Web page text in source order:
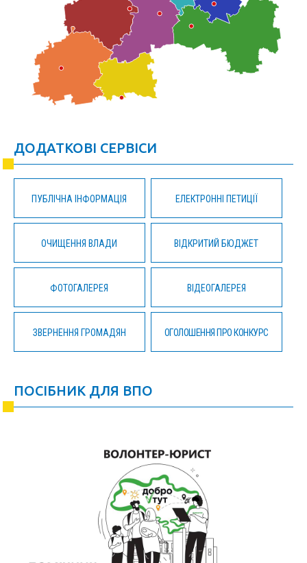
ДОДАТКОВІ СЕРВІСИ
ПУБЛІЧНА ІНФОРМАЦІЯ ЕЛЕКТРОННІ ПЕТИЦІЇ
ОЧИЩЕННЯ ВЛАДИ ВІДКРИТИЙ БЮДЖЕТ
ФОТОГАЛЕРЕЯ ВІДЕОГАЛЕРЕЯ
ЗВЕРНЕННЯ ГРОМАДЯН ОГОЛОШЕННЯ ПРО КОНКУРС
ПОСІБНИК ДЛЯ ВПО